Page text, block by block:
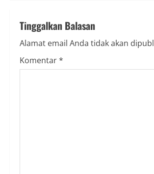
t
i
n
Tinggalkan Balasan
Alamat email Anda tidak akan
Komentar*